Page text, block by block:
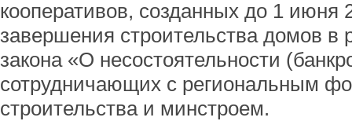
кооперативов, созданных до 1 июня
завершения строительства домов в
закона «О несостоятельности
сотрудничающих с региональным
строительства и минстроем.